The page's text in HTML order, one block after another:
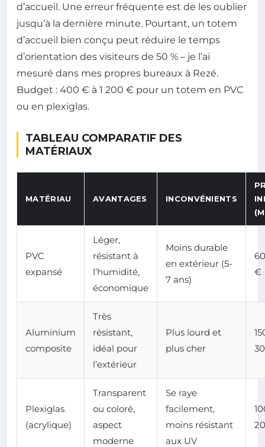
d’accueil. Une erreur fréquente est de les oublier
jusqu’à la dernière minute. Pourtant, un totem
d’accueil bien conçu peut réduire le temps
d’orientation des visiteurs de 50 % – je l’ai
mesuré dans mes propres bureaux à Rezé.
Budget : 400 € à 1 200 € pour un totem en PVC
ou en plexiglas.
TABLEAU COMPARATIF DES
MATÉRIAUX
MATÉRIAU AVANTAGES INCONVÉNIENTS
PVC
expansé
Léger,
résistant à
l’humidité,
économique
Moins durable
en extérieur (5-
7 ans)
€
Aluminium
composite
Très
résistant,
idéal pour
l’extérieur
Plus lourd et
plus cher
Plexiglas
(acrylique)
Transparent
ou coloré,
aspect
moderne
Se raye
facilement,
moins résistant
aux UV